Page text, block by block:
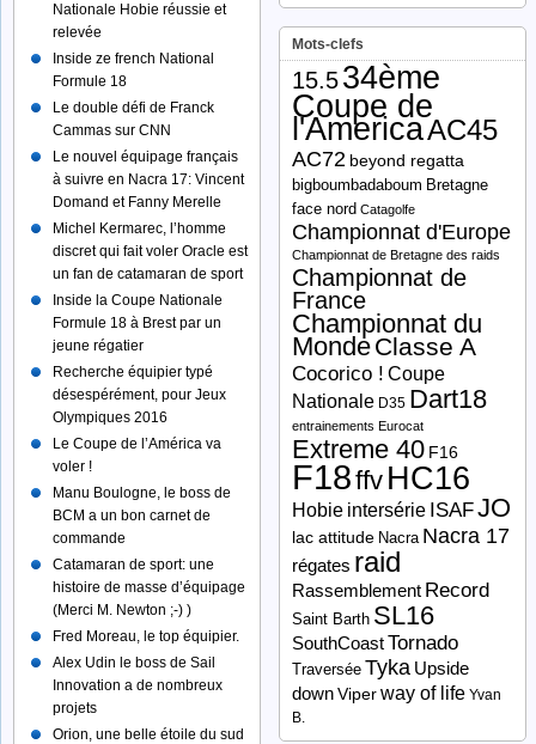
Nationale Hobie réussie et
relevée
Inside ze french National
Formule 18
Le double défi de Franck
Cammas sur CNN
Le nouvel équipage français
à suivre en Nacra 17: Vincent
Domand et Fanny Merelle
Michel Kermarec, l’homme
discret qui fait voler Oracle est
un fan de catamaran de sport
Inside la Coupe Nationale
Formule 18 à Brest par un
jeune régatier
Recherche équipier typé
désespérément, pour Jeux
Olympiques 2016
Le Coupe de l’América va
voler !
Manu Boulogne, le boss de
BCM a un bon carnet de
commande
Catamaran de sport: une
histoire de masse d’équipage
(Merci M. Newton ;-) )
Fred Moreau, le top équipier.
Alex Udin le boss de Sail
Innovation a de nombreux
projets
Orion, une belle étoile du sud
Mots-clefs
15.534ème
Coupe de
l'AmericaAC45
AC72 beyond regatta
bigboumbadaboum Bretagne
face nord Catagolfe
Championnat d'Europe
Championnat de Bretagne des raids
Championnat de
France
Championnat du
MondeClasse A
Cocorico ! Coupe
Nationale D35 Dart18
entrainements Eurocat
Extreme 40 F16
F18ffv HC16
Hobie intersérie ISAFJO
lac attitude Nacra Nacra 17
régates raid
Rassemblement Record
Saint Barth SL16
SouthCoastTornado
Traversée Tyka Upside
downViperway of life Yvan
B.